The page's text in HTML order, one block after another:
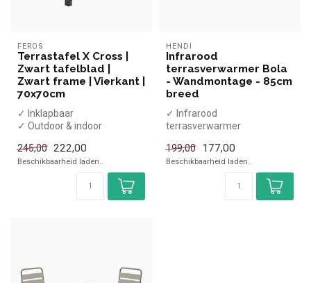
FEROS
Terrastafel X Cross |
Zwart tafelblad |
Zwart frame | Vierkant |
70x70cm
✓ Inklapbaar
✓ Outdoor & indoor
245,00 222,00
Beschikbaarheid laden..
HENDI
Infrarood
terrasverwarmer Bola
- Wandmontage - 85cm
breed
✓ Infrarood
terrasverwarmer
✓ (H)17,4x(B)90x(D)10cm
199,00 177,00
Beschikbaarheid laden..